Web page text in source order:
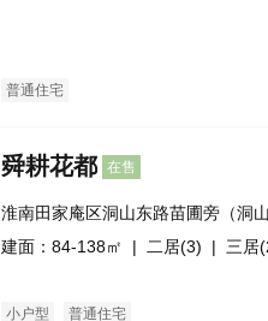
普通住宅
舜耕花都 在售
淮南田家庵区洞山东路苗圃旁（洞山
号）
建面：84-138㎡ | 二居(3) | 三居
小户型 普通住宅